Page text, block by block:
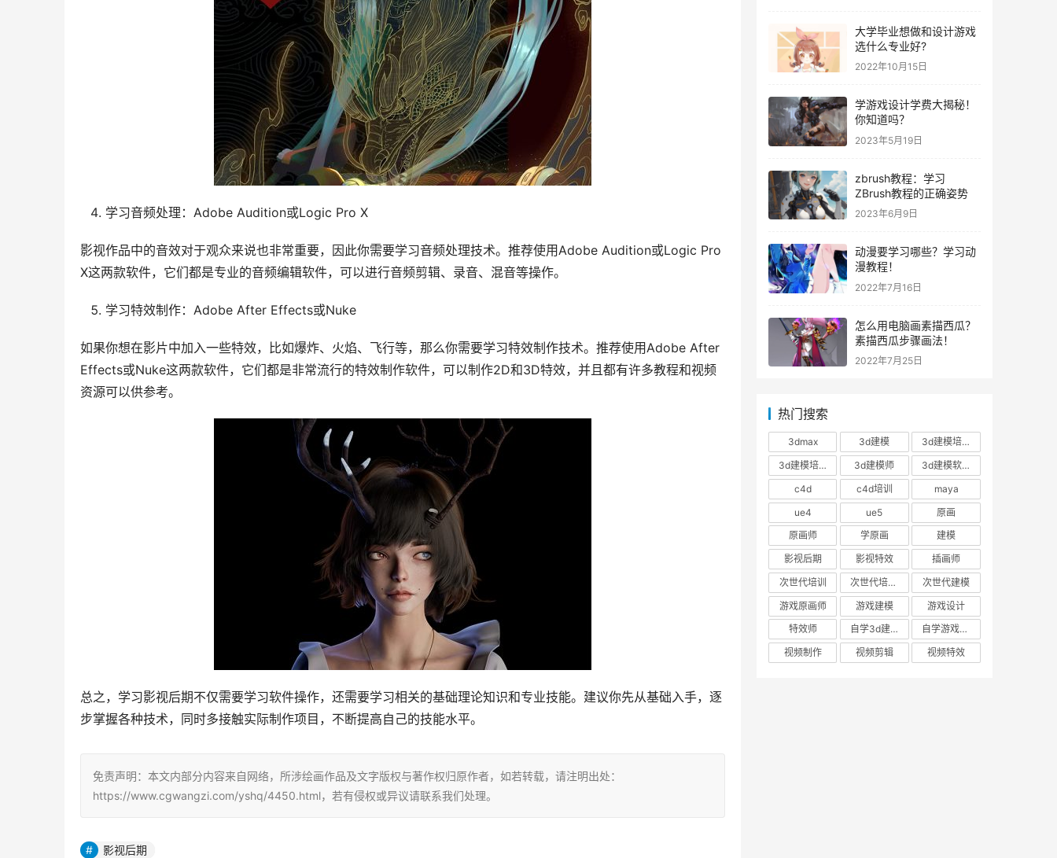
学习音频处理：Adobe Audition或Logic Pro X
影视作品中的音效对于观众来说也非常重要，因此你需要学习音频处理技术。推荐使用Adobe Audition或Logic Pro
X这两款软件，它们都是专业的音频编辑软件，可以进行音频剪辑、录音、混音等操作。
学习特效制作：Adobe After Effects或Nuke
如果你想在影片中加入一些特效，比如爆炸、火焰、飞行等，那么你需要学习特效制作技术。推荐使用Adobe After
Effects或Nuke这两款软件，它们都是非常流行的特效制作软件，可以制作2D和3D特效，并且都有许多教程和视频
资源可以供参考。
总之，学习影视后期不仅需要学习软件操作，还需要学习相关的基础理论知识和专业技能。建议你先从基础入手，逐
步掌握各种技术，同时多接触实际制作项目，不断提高自己的技能水平。
免责声明：本文内部分内容来自网络，所涉绘画作品及文字版权与著作权归原作者，如若转载，请注明出处：
https://www.cgwangzi.com/yshq/4450.html，若有侵权或异议请联系我们处理。
影视后期
大学毕业想做和设计游戏
选什么专业好?
2022年10月15日
学游戏设计学费大揭秘！
你知道吗？
2023年5月19日
zbrush教程：学习
ZBrush教程的正确姿势
2023年6月9日
动漫要学习哪些？学习动
漫教程！
2022年7月16日
怎么用电脑画素描西瓜？
素描西瓜步骤画法！
2022年7月25日
热门搜索
3dmax 3d建模
3d建模培训
3d建模培训班
3d建模师
3d建模软件
c4d
c4d培训
maya
ue4
ue5
原画
原画师
学原画
建模
影视后期
影视特效
插画师
次世代培训
次世代培训机构
次世代建模
游戏原画师
游戏建模
游戏设计
特效师
自学3d建模
自学游戏建模
视频制作
视频剪辑 视频特效